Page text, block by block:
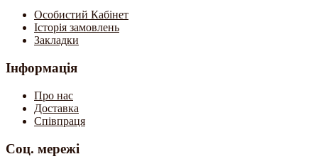
Особистий Кабінет
Історія замовлень
Закладки
Інформація
Про нас
Доставка
Співпраця
Соц. мережі